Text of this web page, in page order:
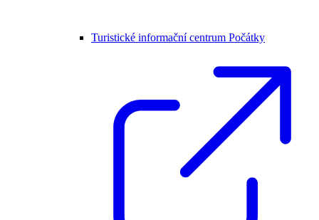
Turistické informační centrum Počátky